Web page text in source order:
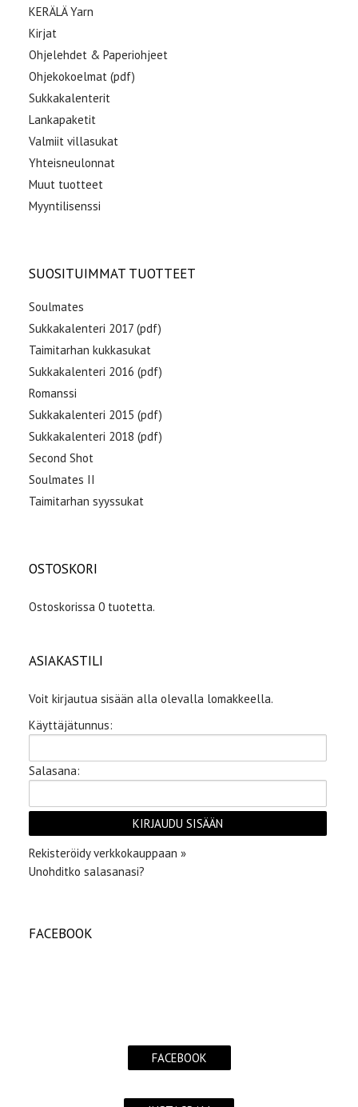
KERÄLÄ Yarn
Kirjat
Ohjelehdet & Paperiohjeet
Ohjekokoelmat (pdf)
Sukkakalenterit
Lankapaketit
Valmiit villasukat
Yhteisneulonnat
Muut tuotteet
Myyntilisenssi
SUOSITUIMMAT TUOTTEET
Soulmates
Sukkakalenteri 2017 (pdf)
Taimitarhan kukkasukat
Sukkakalenteri 2016 (pdf)
Romanssi
Sukkakalenteri 2015 (pdf)
Sukkakalenteri 2018 (pdf)
Second Shot
Soulmates II
Taimitarhan syyssukat
OSTOSKORI
Ostoskorissa 0 tuotetta.
ASIAKASTILI
Voit kirjautua sisään alla olevalla lomakkeella.
Käyttäjätunnus:
Salasana:
Rekisteröidy verkkokauppaan »
Unohditko salasanasi?
FACEBOOK
FACEBOOK